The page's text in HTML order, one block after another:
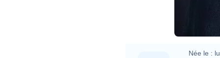
Née le :